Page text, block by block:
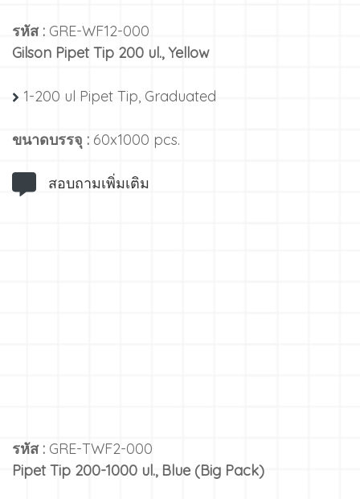
รหัส : GRE-WF12-000
Gilson Pipet Tip 200 ul., Yellow
1-200 ul Pipet Tip, Graduated
ขนาดบรรจุ : 60x1000 pcs.
สอบถามเพิ่มเติม
รหัส : GRE-TWF2-000
Pipet Tip 200-1000 ul., Blue (Big Pack)